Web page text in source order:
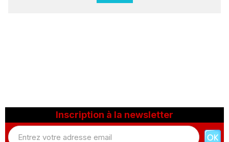
Inscription à la newsletter